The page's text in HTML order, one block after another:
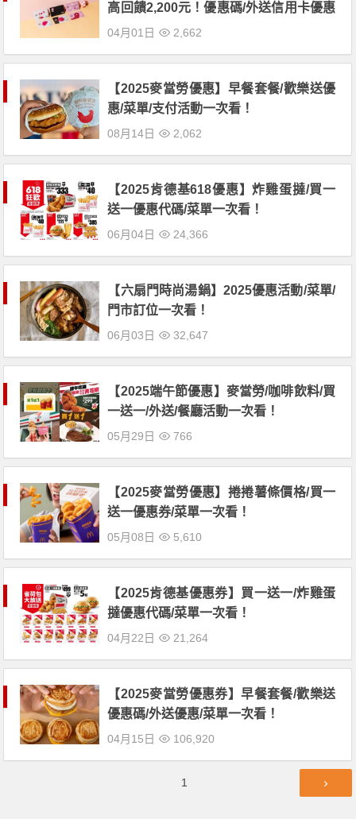
高回饋2,200元！優惠碼/外送信用卡優惠
一次看
04月01日 2,662
【2025麥當勞優惠】早餐套餐/歡樂送優
惠/菜單/支付活動一次看！
08月14日 2,062
【2025肯德基618優惠】炸雞蛋撻/買一
送一優惠代碼/菜單一次看！
06月04日 24,366
【六扇門時尚湯鍋】2025優惠活動/菜單/
門市訂位一次看！
06月03日 32,647
【2025端午節優惠】麥當勞/咖啡飲料/買
一送一/外送/餐廳活動一次看！
05月29日 766
【2025麥當勞優惠】捲捲薯條價格/買一
送一優惠券/菜單一次看！
05月08日 5,610
【2025肯德基優惠券】買一送一/炸雞蛋
撻優惠代碼/菜單一次看！
04月22日 21,264
【2025麥當勞優惠券】早餐套餐/歡樂送
優惠碼/外送優惠/菜單一次看！
04月15日 106,920
1